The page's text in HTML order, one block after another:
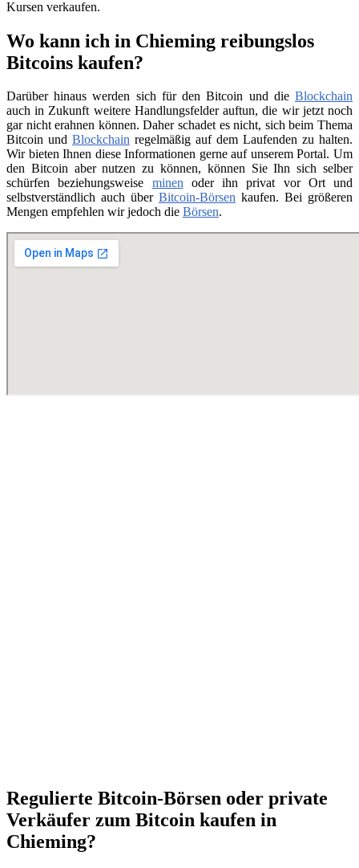
Kursen verkaufen.
Wo kann ich in Chieming reibungslos
Bitcoins kaufen?
Darüber hinaus werden sich für den Bitcoin und die Blockchain
auch in Zukunft weitere Handlungsfelder auftun, die wir jetzt noch
gar nicht erahnen können. Daher schadet es nicht, sich beim Thema
Bitcoin und Blockchain regelmäßig auf dem Laufenden zu halten.
Wir bieten Ihnen diese Informationen gerne auf unserem Portal. Um
den Bitcoin aber nutzen zu können, können Sie Ihn sich selber
schürfen beziehungsweise minenoder ihn privat vor Ort und
selbstverständlich auch über Bitcoin-Börsen kaufen. Bei größeren
Mengen empfehlen wir jedoch die Börsen.
Regulierte Bitcoin-Börsen oder private
Verkäufer zum Bitcoin kaufen in
Chieming?